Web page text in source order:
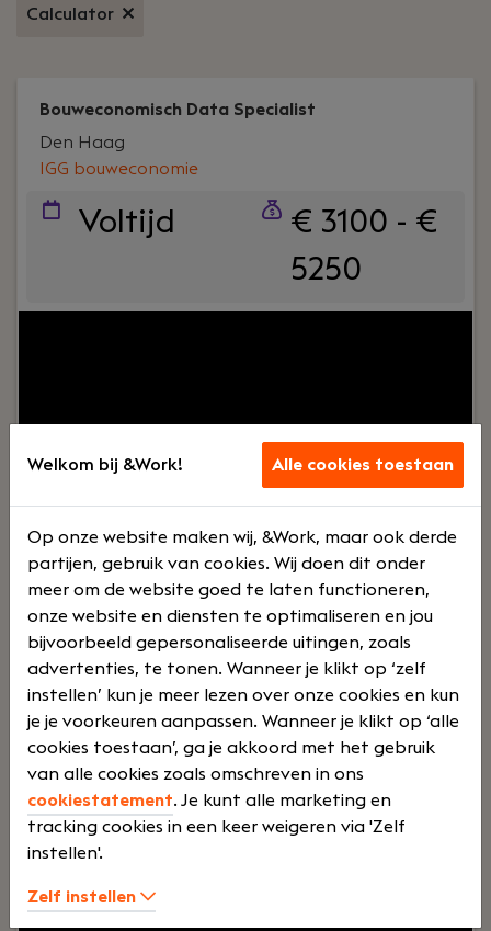
Calculator
Bouweconomisch Data Specialist
IGG bouweconomie
Den Haag
Voltijd
€ 3100 - €
5250
die de producten en inzichten van IGG versterken.
Lees verder>
Bouweconomisch Redacteur
IGG bouweconomie
Den Haag
Voltijd
€ 5000 - €
7250
Jouw rol:
analytisch en redactioneel werk. Je zorgt dat
Welkom bij &Work! Alle cookies toestaan
Op onze website maken wij, &Work, maar ook derde
partijen, gebruik van cookies. Wij doen dit onder
meer om de website goed te laten functioneren,
onze website en diensten te optimaliseren en jou
bijvoorbeeld gepersonaliseerde uitingen, zoals
advertenties, te tonen. Wanneer je klikt op ‘zelf
instellen’ kun je meer lezen over onze cookies en kun
je je voorkeuren aanpassen. Wanneer je klikt op ‘alle
cookies toestaan’, ga je akkoord met het gebruik
van alle cookies zoals omschreven in ons
cookiestatement. Je kunt alle marketing en
tracking cookies in een keer weigeren via 'Zelf
instellen'.
Zelf instellen